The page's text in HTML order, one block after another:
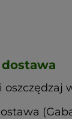
oszczędzaj